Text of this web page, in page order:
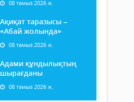
08 тамыз 2026 ж.
Ақиқат таразысы –
«Абай жолында»
08 тамыз 2026 ж.
Адами құндылықтың
шырағданы
08 тамыз 2026 ж.